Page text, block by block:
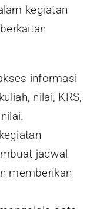
kegiatan
informasi
nilai, KRS,
jadwal
memberikan